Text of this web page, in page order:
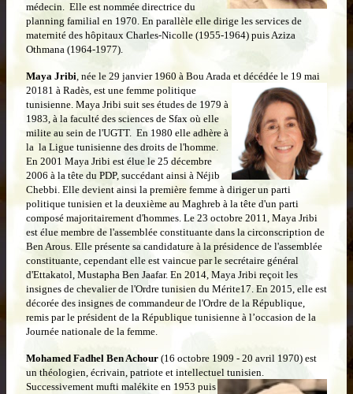
médecin. Elle est nommée directrice du
planning familial en 1970. En parallèle elle dirige les services de
maternité des hôpitaux Charles-Nicolle (1955-1964) puis Aziza
Othmana (1964-1977).
Maya Jribi, née le 29 janvier 1960 à Bou Arada et décédée le 19 mai
20181 à Radès, est une femme politique
tunisienne. Maya Jribi suit ses études de 1979 à
1983, à la faculté des sciences de Sfax où elle
milite au sein de l'UGTT. En 1980 elle adhère à
la la Ligue tunisienne des droits de l'homme.
En 2001 Maya Jribi est élue le 25 décembre
2006 à la tête du PDP, succédant ainsi à Néjib
Chebbi. Elle devient ainsi la première femme à diriger un parti
politique tunisien et la deuxième au Maghreb à la tête d'un parti
composé majoritairement d'hommes. Le 23 octobre 2011, Maya Jribi
est élue membre de l'assemblée constituante dans la circonscription de
Ben Arous. Elle présente sa candidature à la présidence de l'assemblée
constituante, cependant elle est vaincue par le secrétaire général
d'Ettakatol, Mustapha Ben Jaafar. En 2014, Maya Jribi reçoit les
insignes de chevalier de l'Ordre tunisien du Mérite17. En 2015, elle est
décorée des insignes de commandeur de l'Ordre de la République,
remis par le président de la République tunisienne à l’occasion de la
Journée nationale de la femme.
Mohamed Fadhel Ben Achour (16 octobre 1909 - 20 avril 1970) est
un théologien, écrivain, patriote et intellectuel tunisien.
Successivement mufti malékite en 1953 puis